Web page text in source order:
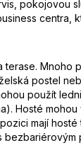
pokojovou
centra,
Mnoho
postel
použít
Hosté
mají hosté